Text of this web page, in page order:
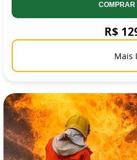
COMPRAR
R$
Mais